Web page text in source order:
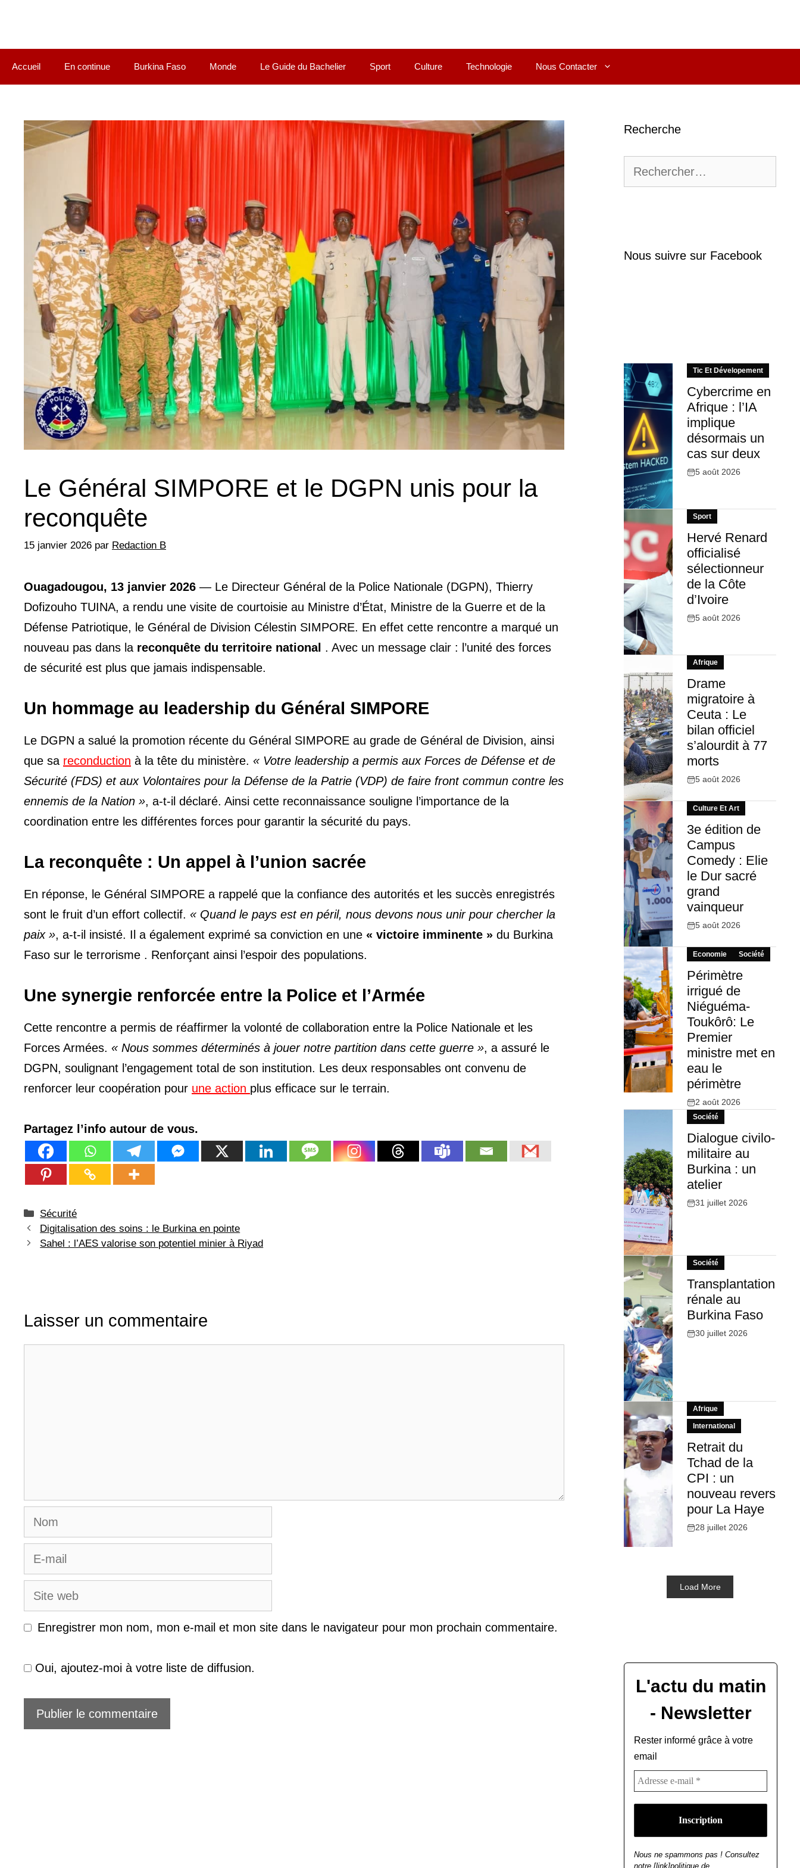
Accueil En continue Burkina Faso Monde Le Guide du Bachelier Sport Culture Technologie Nous Contacter
Le Général SIMPORE et le DGPN unis pour la
reconquête
15 janvier 2026 par Redaction B
Ouagadougou, 13 janvier 2026 — Le Directeur Général de la Police Nationale (DGPN), Thierry
Dofizouho TUINA, a rendu une visite de courtoisie au Ministre d’État, Ministre de la Guerre et de la
Défense Patriotique, le Général de Division Célestin SIMPORE. En effet cette rencontre a marqué un
nouveau pas dans la reconquête du territoire national . Avec un message clair : l’unité des forces
de sécurité est plus que jamais indispensable.
Un hommage au leadership du Général SIMPORE
Le DGPN a salué la promotion récente du Général SIMPORE au grade de Général de Division, ainsi
que sa reconduction à la tête du ministère. « Votre leadership a permis aux Forces de Défense et de
Sécurité (FDS) et aux Volontaires pour la Défense de la Patrie (VDP) de faire front commun contre les
ennemis de la Nation », a-t-il déclaré. Ainsi cette reconnaissance souligne l’importance de la
coordination entre les différentes forces pour garantir la sécurité du pays.
La reconquête : Un appel à l’union sacrée
En réponse, le Général SIMPORE a rappelé que la confiance des autorités et les succès enregistrés
sont le fruit d’un effort collectif. « Quand le pays est en péril, nous devons nous unir pour chercher la
paix », a-t-il insisté. Il a également exprimé sa conviction en une « victoire imminente » du Burkina
Faso sur le terrorisme . Renforçant ainsi l’espoir des populations.
Une synergie renforcée entre la Police et l’Armée
Cette rencontre a permis de réaffirmer la volonté de collaboration entre la Police Nationale et les
Forces Armées. « Nous sommes déterminés à jouer notre partition dans cette guerre », a assuré le
DGPN, soulignant l’engagement total de son institution. Les deux responsables ont convenu de
renforcer leur coopération pour une action plus efficace sur le terrain.
Partagez l’info autour de vous.
Catégories
Sécurité
Digitalisation des soins : le Burkina en pointe
Sahel : l’AES valorise son potentiel minier à Riyad
Laisser un commentaire
Nom
E-
mail
Site
web
Enregistrer mon nom, mon e-mail et mon site dans le navigateur pour mon prochain commentaire.
Oui, ajoutez-moi à votre liste de diffusion.
Recherche
Nous suivre sur Facebook
Tic Et Dévelopement
Cybercrime en
Afrique : l’IA
implique
désormais un
cas sur deux
5 août 2026
Sport
Hervé Renard
officialisé
sélectionneur
de la Côte
d’Ivoire
5 août 2026
Afrique
Drame
migratoire à
Ceuta : Le
bilan officiel
s’alourdit à 77
morts
5 août 2026
Culture Et Art
3e édition de
Campus
Comedy : Elie
le Dur sacré
grand
vainqueur
5 août 2026
Economie Société
Périmètre
irrigué de
Niéguéma-
Toukôrô: Le
Premier
ministre met en
eau le
périmètre
2 août 2026
Société
Dialogue civilo-
militaire au
Burkina : un
atelier
31 juillet 2026
Société
Transplantation
rénale au
Burkina Faso
30 juillet 2026
Afrique
International
Retrait du
Tchad de la
CPI : un
nouveau revers
pour La Haye
28 juillet 2026
Load More
L'actu du matin
- Newsletter
Rester informé grâce à votre
email
Nous ne spammons pas ! Consultez
notre [link]politique de